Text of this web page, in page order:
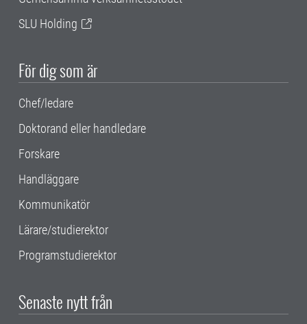
SLU Holding
För dig som är
Chef/ledare
Doktorand eller handledare
Forskare
Handläggare
Kommunikatör
Lärare/studierektor
Programstudierektor
Senaste nytt från